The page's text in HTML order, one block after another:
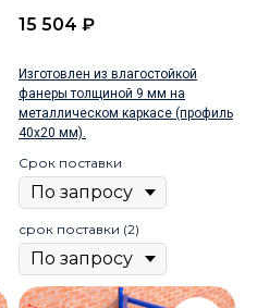
15 504 ₽
Изготовлен из влагостойкой
фанеры толщиной 9 мм на
металлическом каркасе (профиль
40х20 мм).
Срок поставки
срок поставки (2)